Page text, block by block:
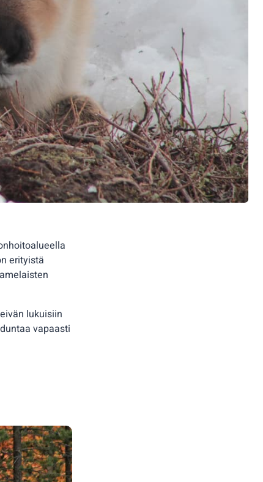
erityistä
lukuisiin
vapaasti